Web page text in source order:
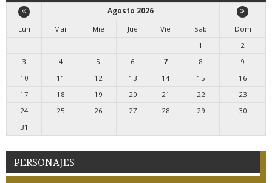
Agosto 2026
Lun
Mar Mie Jue Vie Sab
Dom
1
2
3
4 5 6 7 8
9
10
11 12 13 14 15
16
17
18 19 20 21 22
23
24
25 26 27 28 29
30
31
PERSONAJES